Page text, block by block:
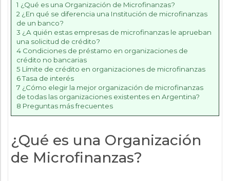
1 ¿Qué es una Organización de Microfinanzas?
2 ¿En qué se diferencia una Institución de microfinanzas
de un banco?
3 ¿A quién estas empresas de microfinanzas le aprueban
una solicitud de crédito?
4 Condiciones de préstamo en organizaciones de
crédito no bancarias
5 Límite de crédito en organizaciones de microfinanzas
6Tasa de interés
7 ¿Cómo elegir la mejor organización de microfinanzas
de todas las organizaciones existentes en Argentina?
8 Preguntas más frecuentes
¿Qué es una Organización
de Microfinanzas?